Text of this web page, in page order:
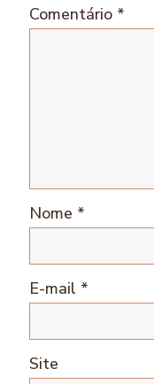
Comentário *
Nome *
E-mail *
Site